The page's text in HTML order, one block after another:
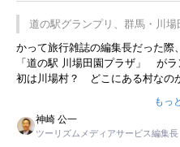
道の駅グランプリ、群馬・川
かって旅行雑誌の編集長だった際
「道の駅 川場田園プラザ」 が
初は川場村？ どこにある村なの
永井 彰一社長にインタビューし
した。プレゼンも巧みで、今でも
は、従業員に東京ディズニーラン
の何かを理解してもらっているこ
もっ
神崎 公一
ツーリズムメディアサービス編集